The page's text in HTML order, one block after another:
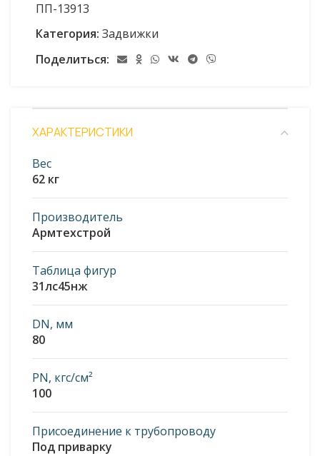
ПП-13913
Категория: Задвижки
Поделиться:
ХАРАКТЕРИСТИКИ
Вес
62 кг
Производитель
Армтехстрой
Таблица фигур
31лс45нж
DN, мм
80
PN, кгс/см²
100
Присоединение к трубопроводу
Под приварку